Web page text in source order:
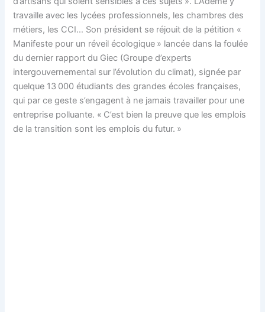
travaille avec les lycées professionnels, les chambres des
métiers, les CCI… Son président se réjouit de la pétition «
Manifeste pour un réveil écologique » lancée dans la foulée
du dernier rapport du Giec (Groupe d’experts
intergouvernemental sur l’évolution du climat), signée par
quelque 13 000 étudiants des grandes écoles françaises,
qui par ce geste s’engagent à ne jamais travailler pour une
entreprise polluante. « C’est bien la preuve que les emplois
de la transition sont les emplois du futur. »